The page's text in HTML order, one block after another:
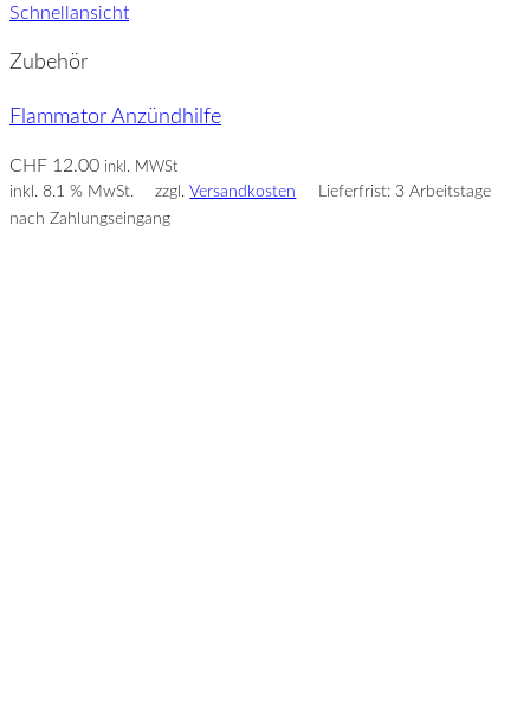
Schnellansicht
Zubehör
Flammator Anzündhilfe
CHF 12.00 inkl. MWSt
inkl. 8.1 % MwSt. zzgl.Versandkosten
Lieferfrist: 3 Arbeitstage
nach Zahlungseingang